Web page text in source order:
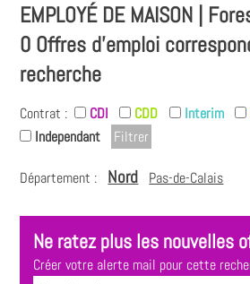
EMPLOYÉ DE MAISON |
0 Offres d'emploi
recherche
Contrat : CDI CDD Interim
Independant
Département : Nord Pas-de-Calais
Ne ratez plus les nouvelles
Créer votre alerte mail pour cette